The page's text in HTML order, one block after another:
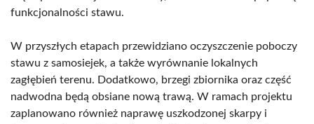
funkcjonalności stawu.
W przyszłych etapach przewidziano oczyszczenie poboczy
stawu z samosiejek, a także wyrównanie lokalnych
zagłębień terenu. Dodatkowo, brzegi zbiornika oraz część
nadwodna będą obsiane nową trawą. W ramach projektu
zaplanowano również naprawę uszkodzonej skarpy i